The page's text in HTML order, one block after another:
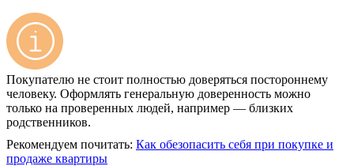
Покупателю не стоит полностью доверяться постороннему
человеку. Оформлять генеральную доверенность можно
только на проверенных людей, например — близких
родственников.
Рекомендуем почитать: Как обезопасить себя при покупке и
продаже квартиры